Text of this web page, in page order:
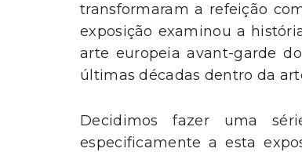
transformaram a refeição
exposição examinou a
arte europeia avant-garde
últimas décadas dentro da
Decidimos fazer uma
especificamente a esta